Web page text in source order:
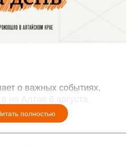
о важных событиях,
на Алтае 6 августа.
полностью